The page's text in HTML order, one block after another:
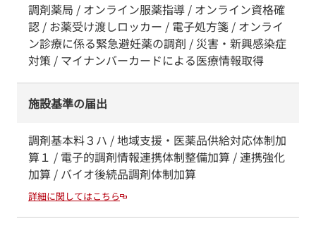
調剤薬局 / オンライン服薬指導 / オンライン資格確
認 / お薬受け渡しロッカー / 電子処方箋 / オンライ
ン診療に係る緊急避妊薬の調剤 / 災害・新興感染症
対策 / マイナンバーカードによる医療情報取得
施設基準の届出
調剤基本料３ハ / 地域支援・医薬品供給対応体制加
算１ / 電子的調剤情報連携体制整備加算 / 連携強化
加算 / バイオ後続品調剤体制加算
詳細に関してはこちら